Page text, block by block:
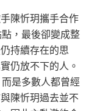
陳忻玥攜手合作
點，最後卻變成整
持續存在的思
仍放不下的人。
是多數人都曾經
陳忻玥過去並不